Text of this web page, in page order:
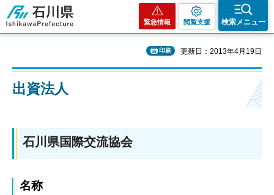
石川県
緊急情報 閲覧支援 検索メニュー
印刷 更新日：2013年4月19日
出資法人
石川県国際交流協会
名称